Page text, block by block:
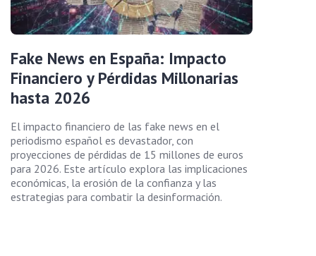
Fake News en España: Impacto
Financiero y Pérdidas Millonarias
hasta 2026
El impacto financiero de las fake news en el
periodismo español es devastador, con
proyecciones de pérdidas de 15 millones de euros
para 2026. Este artículo explora las implicaciones
económicas, la erosión de la confianza y las
estrategias para combatir la desinformación.